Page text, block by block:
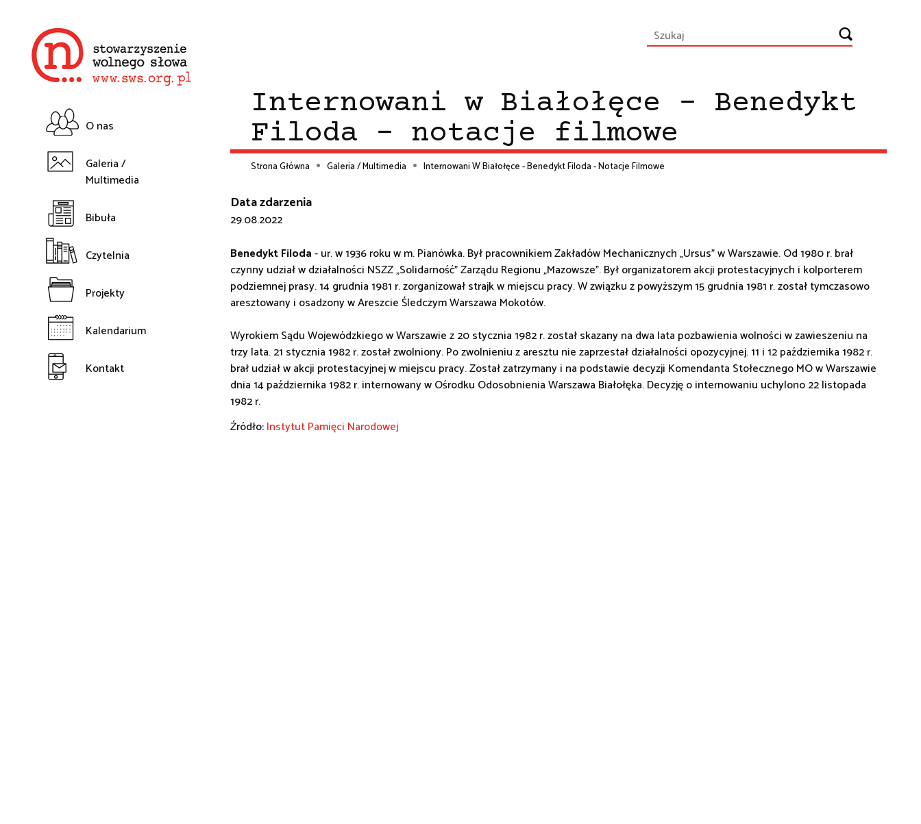
Główna
nawigacja
O nas
Galeria /
Multimedia
Bibuła
Czytelnia
Projekty
Kalendarium
Kontakt
Internowani w Białołęce - Benedykt
Filoda - notacje filmowe
Ścieżka
nawigacyjna
Strona Główna Galeria / Multimedia Internowani W Białołęce - Benedykt Filoda - Notacje Filmowe
Data zdarzenia
29.08.2022
Benedykt Filoda- ur. w 1936 roku w m. Pianówka. Był pracownikiem Zakładów Mechanicznych „Ursus” w Warszawie. Od 1980 r. brał
czynny udział w działalności NSZZ „Solidarność” Zarządu Regionu „Mazowsze”. Był organizatorem akcji protestacyjnych i kolporterem
podziemnej prasy. 14 grudnia 1981 r. zorganizował strajk w miejscu pracy. W związku z powyższym 15 grudnia 1981 r. został tymczasowo
aresztowany i osadzony w Areszcie Śledczym Warszawa Mokotów.
Wyrokiem Sądu Wojewódzkiego w Warszawie z 20 stycznia 1982 r. został skazany na dwa lata pozbawienia wolności w zawieszeniu na
trzy lata. 21 stycznia 1982 r. został zwolniony. Po zwolnieniu z aresztu nie zaprzestał działalności opozycyjnej. 11 i 12 października 1982 r.
brał udział w akcji protestacyjnej w miejscu pracy. Został zatrzymany i na podstawie decyzji Komendanta Stołecznego MO w Warszawie
dnia 14 października 1982 r. internowany w Ośrodku Odosobnienia Warszawa Białołęka. Decyzję o internowaniu uchylono 22 listopada
1982 r.
Źródło:Instytut Pamięci Narodowej